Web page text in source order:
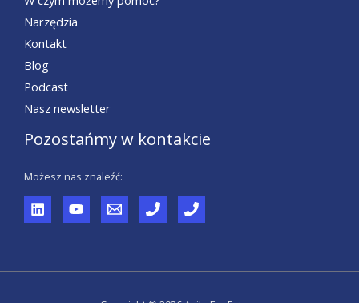
Narzędzia
Kontakt
Blog
Podcast
Nasz newsletter
Pozostańmy w kontakcie
Możesz nas znaleźć: